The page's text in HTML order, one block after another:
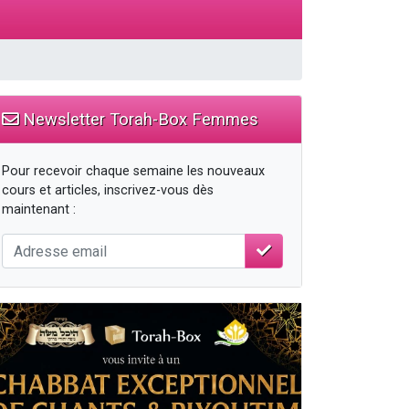
Newsletter Torah-Box Femmes
Pour recevoir chaque semaine les nouveaux
cours et articles, inscrivez-vous dès
maintenant :